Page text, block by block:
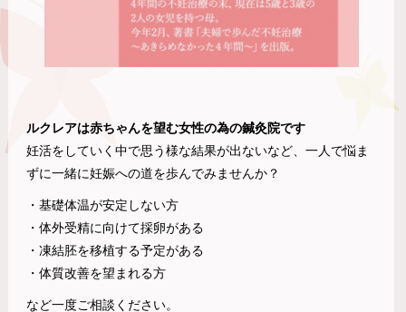
ルクレアは赤ちゃんを望む女性の為の鍼灸院です
妊活をしていく中で思う様な結果が出ないなど、一人で悩ま
ずに一緒に妊娠への道を歩んでみませんか？
・基礎体温が安定しない方
・体外受精に向けて採卵がある
・凍結胚を移植する予定がある
・体質改善を望まれる方
など一度ご相談ください。